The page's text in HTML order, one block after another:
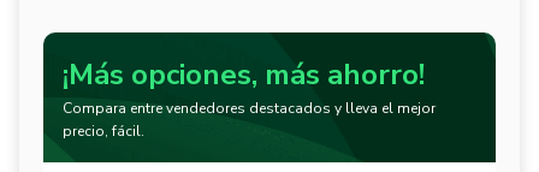
¡Más opciones, más ahorro!
Compara entre vendedores destacados y lleva el mejor
precio, fácil.